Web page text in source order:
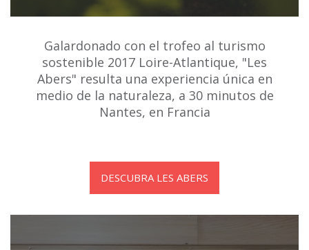
Galardonado con el trofeo al turismo
sostenible 2017 Loire-Atlantique, "Les
Abers" resulta una experiencia única en
medio de la naturaleza, a 30 minutos de
Nantes, en Francia
DESCUBRA LES ABERS